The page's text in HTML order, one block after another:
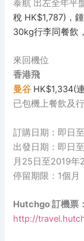
泰航 出左全年平
稅 HK$1,787)，
30kg行李同餐飲，
來回機位
香港飛
曼谷 HK$1,334(
已包機上餐飲及
訂購日期：即日
出發日期：即日
月25日至2019年
停留期限：1個月
Hutchgo 訂機票：
http://